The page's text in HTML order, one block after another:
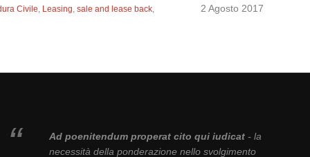
2 Agosto 2017
Civile, Leasing,sale and lease back,
Ad poenitendum properat cito qui iudicat- la
necessità della ponderazione nello svolgimento